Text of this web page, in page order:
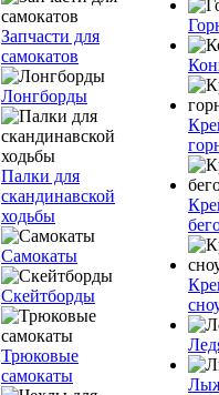
Запчасти для
самокатов
Лонгборды
Палки для
скандинавской
ходьбы
Самокаты
Скейтборды
Трюковые
самокаты